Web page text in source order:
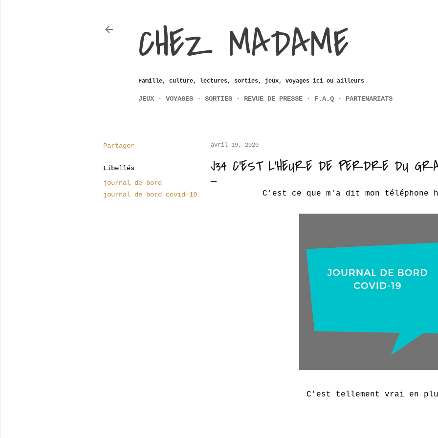
CHEZ MADAME
Famille, culture, lectures, sorties, jeux, voyages ici ou ailleurs
JEUX VOYAGES SORTIES REVUE DE PRESSE F.A.Q PARTENARIATS
Partager
Libellés
journal de bord
journal de bord covid-19
avril 19, 2020
J34 C'EST L'HEURE DE PERDRE DU
C'est ce que m'a dit mon téléphone
C'est tellement vrai en